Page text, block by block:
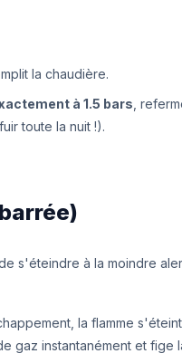
la chaudière.
à 1.5 bars ,
toute la nuit !).
s'éteindre à la moindre
la flamme
gaz instantanément et fige